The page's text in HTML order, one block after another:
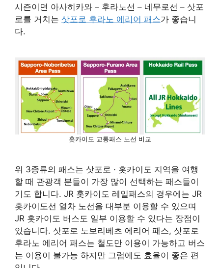
시즌이면 아사히카와 – 후라노선 – 네무로선 – 삿포
로를 거치는 삿포로 후라노 에리어 패스가 좋습니
다.
홋카이도 교통패스 노선 비교
위 3종류의 패스는 삿포로 · 홋카이도 지역을 여행
할 때 관광객 분들이 가장 많이 선택하는 패스들이
기도 합니다. JR 홋카이도 레일패스의 경우에는 JR
홋카이도선 열차 노선을 대부분 이용할 수 있으며
JR 홋카이도 버스도 일부 이용할 수 있다는 장점이
있습니다. 삿포로 노보리베츠 에리어 패스, 삿포로
후라노 에리어 패스는 철도만 이용이 가능하고 버스
는 이용이 불가능 하지만 그럼에도 효율이 좋은 편